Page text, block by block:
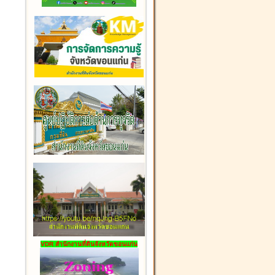
VDR สำนักงานที่ดินจังหวัดขอนแก่น